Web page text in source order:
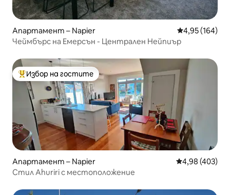
Апартамент – Napier Средна
4,95 (164)
Чеймбърс на Емерсън - Централен Нейпиър
Най-популярен избор на гостите
Избор на гостите
Апартамент – Napier Средна
4,98 (403)
Стил Ahuriri с местоположение